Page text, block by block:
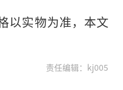
以实物为准，本文
责任编辑：kj005